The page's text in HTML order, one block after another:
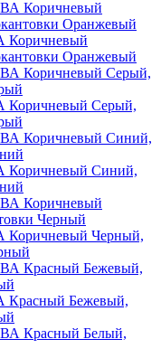
Коричневый
Оранжевый
Коричневый Серый,
Коричневый Синий,
Коричневый Черный,
Красный Бежевый,